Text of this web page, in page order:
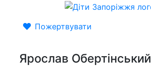
Пожертвувати
Ярослав Обертінський